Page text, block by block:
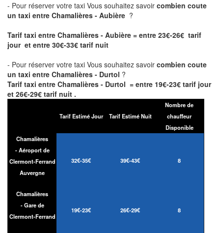
- Pour réserver votre taxi Vous souhaitez savoir combien coute
un taxi entre Chamalières - Aubière ?
Tarif taxi entre Chamalières - Aubière = entre 23€-26€ tarif
jour et entre 30€-33€ tarif nuit
- Pour réserver votre taxi Vous souhaitez savoir combien coute
un taxi entre Chamalières - Durtol ?
Tarif taxi entre Chamalières - Durtol = entre 19€-23€ tarif jour
et 26€-29€ tarif nuit .
Tarif Estimé Jour Tarif Estimé Nuit
Nombre de
chauffeur
Disponible
Chamalières
- Aéroport de
Clermont-Ferrand
Auvergne
32€-35€ 39€-43€ 8
Chamalières
- Gare de
Clermont-Ferrand
19€-23€ 26€-29€ 8